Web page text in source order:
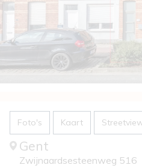
Gent
Zwijnaardsesteenweg 516
Foto's Kaart